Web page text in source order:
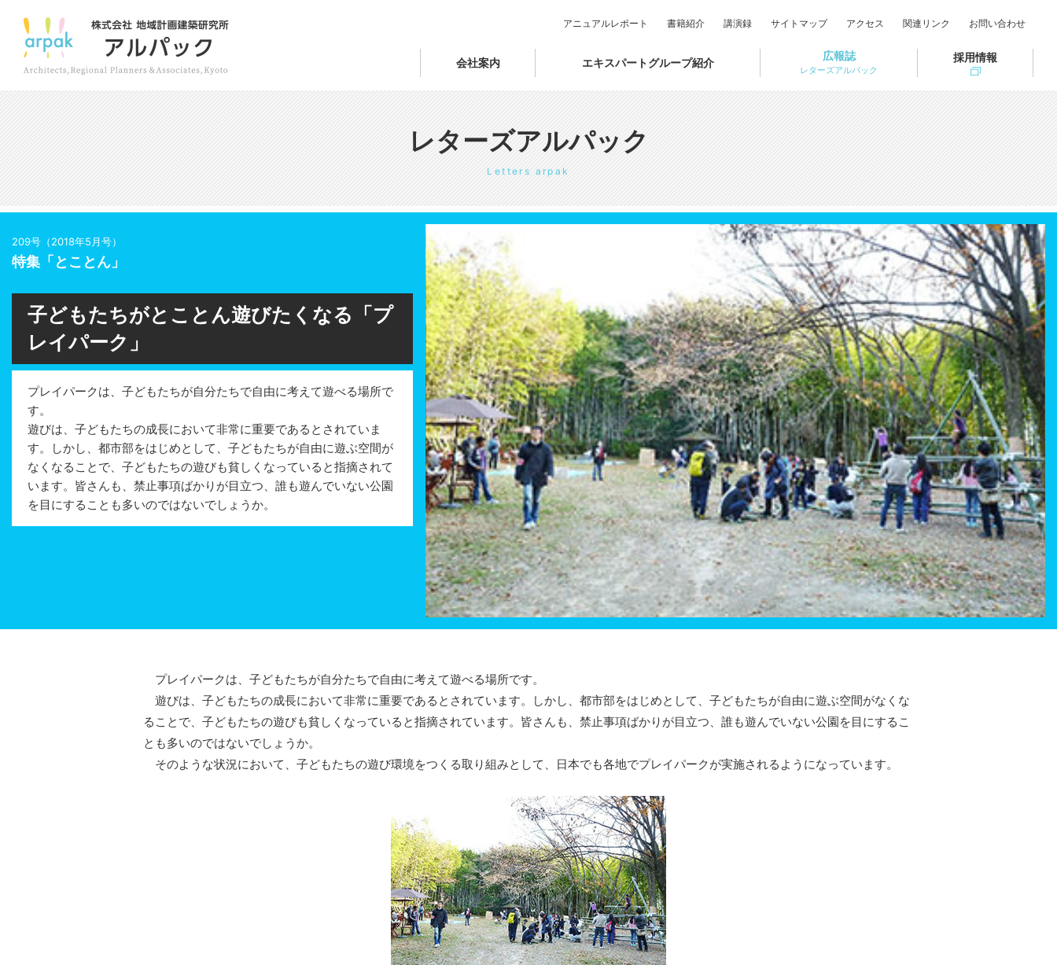
会社案内 エキスパートグループ紹介
広報誌
レターズアルパック
採用情報
アニュアルレポート 書籍紹介 講演録 サイトマップ アクセス 関連リンク お問い合わせ
レターズアルパック
Letters arpak
209号（2018年5月号）
特集「とことん」
子どもたちがとことん遊びたくなる「プ
レイパーク」
プレイパークは、子どもたちが自分たちで自由に考えて遊べる場所で
す。
遊びは、子どもたちの成長において非常に重要であるとされていま
す。しかし、都市部をはじめとして、子どもたちが自由に遊ぶ空間が
なくなることで、子どもたちの遊びも貧しくなっていると指摘されて
います。皆さんも、禁止事項ばかりが目立つ、誰も遊んでいない公園
を目にすることも多いのではないでしょうか。
プレイパークは、子どもたちが自分たちで自由に考えて遊べる場所です。
遊びは、子どもたちの成長において非常に重要であるとされています。しかし、都市部をはじめとして、子どもたちが自由に遊ぶ空間がなくな
ることで、子どもたちの遊びも貧しくなっていると指摘されています。皆さんも、禁止事項ばかりが目立つ、誰も遊んでいない公園を目にするこ
とも多いのではないでしょうか。
そのような状況において、子どもたちの遊び環境をつくる取り組みとして、日本でも各地でプレイパークが実施されるようになっています。